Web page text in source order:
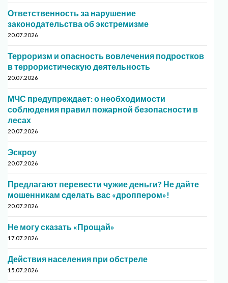
Ответственность за нарушение
законодательства об экстремизме
20.07.2026
Терроризм и опасность вовлечения подростков
в террористическую деятельность
20.07.2026
МЧС предупреждает: о необходимости
соблюдения правил пожарной безопасности в
лесах
20.07.2026
Эскроу
20.07.2026
Предлагают перевести чужие деньги? Не дайте
мошенникам сделать вас «дроппером»!
20.07.2026
Не могу сказать «Прощай»
17.07.2026
Действия населения при обстреле
15.07.2026